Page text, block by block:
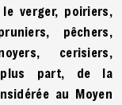
verger, poiriers,
pêchers,
cerisiers,
plus part, de la
au Moyen